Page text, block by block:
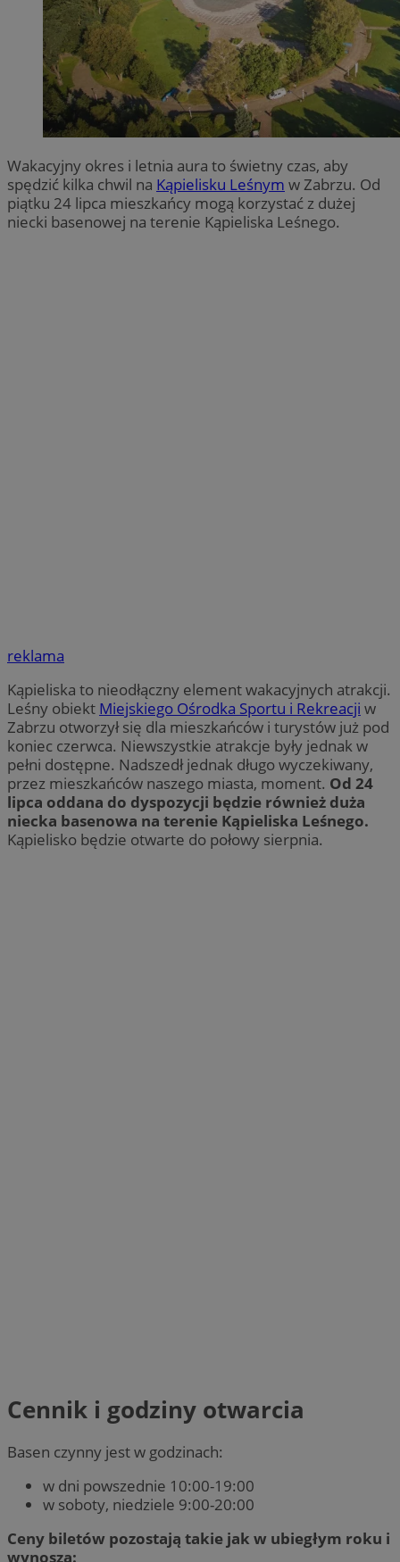
Wakacyjny okres i letnia aura to świetny czas, aby
spędzić kilka chwil na Kąpielisku Leśnym w Zabrzu. Od
piątku 24 lipca mieszkańcy mogą korzystać z dużej
niecki basenowej na terenie Kąpieliska Leśnego.
reklama
Kąpieliska to nieodłączny element wakacyjnych atrakcji.
Leśny obiekt Miejskiego Ośrodka Sportu i Rekreacji w
Zabrzu otworzył się dla mieszkańców i turystów już pod
koniec czerwca. Niewszystkie atrakcje były jednak w
pełni dostępne. Nadszedł jednak długo wyczekiwany,
przez mieszkańców naszego miasta, moment. Od 24
lipca oddana do dyspozycji będzie również duża
niecka basenowa na terenie Kąpieliska Leśnego.
Kąpielisko będzie otwarte do połowy sierpnia.
Cennik i godziny otwarcia
Basen czynny jest w godzinach:
w dni powszednie 10:00-19:00
w soboty, niedziele 9:00-20:00
Ceny biletów pozostają takie jak w ubiegłym roku i
wynoszą: